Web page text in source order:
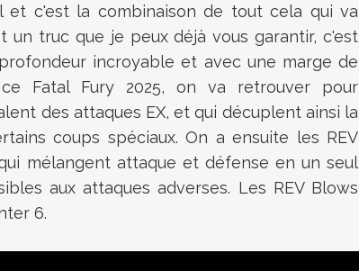
et c'est la combinaison de tout cela qui va
truc que je peux déjà vous garantir, c'est
incroyable et avec une marge de
Fatal Fury 2025, on va retrouver pour
des attaques EX, et qui décuplent ainsi la
coups spéciaux. On a ensuite les REV
mélangent attaque et défense en un seul
aux attaques adverses. Les REV Blows
6.